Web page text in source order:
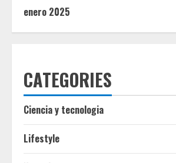
enero 2025
CATEGORIES
Ciencia y tecnologia
Lifestyle